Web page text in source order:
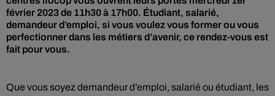
février 2023 de 11h30 à 17h00. Étudiant, salarié,
demandeur d’emploi, si vous voulez vous former ou vous
perfectionner dans les métiers d’avenir, ce rendez-vous est
fait pour vous.
Que vous soyez demandeur d’emploi, salarié ou étudiant, les